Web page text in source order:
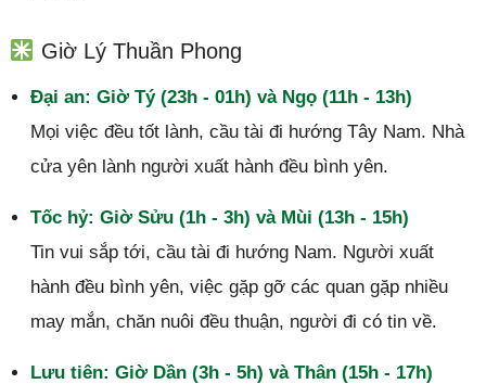
Giờ Lý Thuần Phong
Đại an: Giờ Tý (23h - 01h) và Ngọ (11h - 13h)
Mọi việc đều tốt lành, cầu tài đi hướng Tây Nam. Nhà
cửa yên lành người xuất hành đều bình yên.
Tốc hỷ: Giờ Sửu (1h - 3h) và Mùi (13h - 15h)
Tin vui sắp tới, cầu tài đi hướng Nam. Người xuất
hành đều bình yên, việc gặp gỡ các quan gặp nhiều
may mắn, chăn nuôi đều thuận, người đi có tin về.
Lưu tiên: Giờ Dần (3h - 5h) và Thân (15h - 17h)